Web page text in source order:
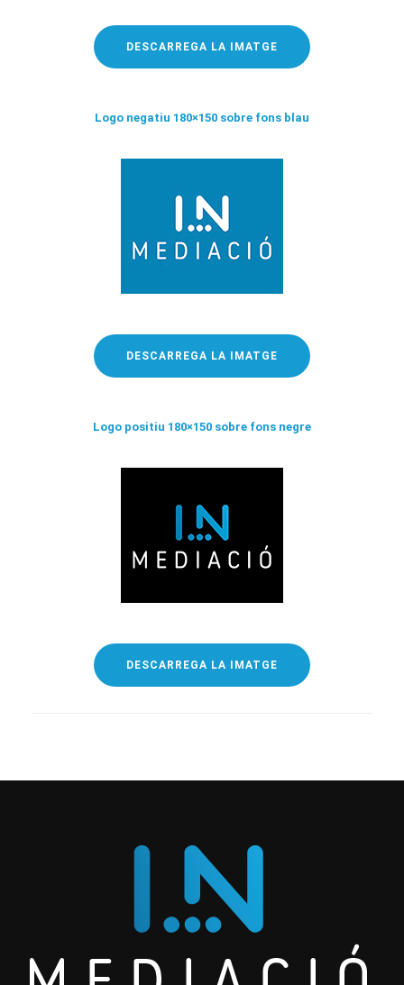
DESCARREGA LA IMATGE
Logo negatiu 180×150 sobre fons blau
DESCARREGA LA IMATGE
Logo positiu 180×150 sobre fons negre
DESCARREGA LA IMATGE